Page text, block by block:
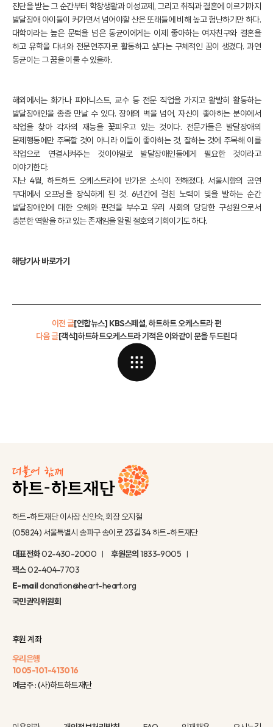
진단을 받는 그 순간부터 학창생활과 이성교제, 그리고 취직과 결혼에 이르기까지
발달장애 아이들이 커가면서 넘어야할 산은 또래들에 비해 높고 험난하기만 하다.
대학이라는 높은 문턱을 넘은 동균이에게는 이제 좋아하는 여자친구와 결혼을
하고 유학을 다녀와 전문연주자로 활동하고 싶다는 구체적인 꿈이 생겼다. 과연
동균이는 그 꿈을 이룰 수 있을까.
해외에서는 화가나 피아니스트, 교수 등 전문 직업을 가지고 활발히 활동하는
발달장애인을 종종 만날 수 있다. 장애의 벽을 넘어, 자신이 좋아하는 분야에서
직업을 찾아 각자의 재능을 꽃피우고 있는 것이다. 전문가들은 발달장애의
문제행동에만 주목할 것이 아니라 이들이 좋아하는 것, 잘하는 것에 주목해 이를
직업으로 연결시켜주는 것이야말로 발달장애인들에게 필요한 것이라고
이야기한다.
지난 4월, 하트하트 오케스트라에 반가운 소식이 전해졌다. 서울시향의 공연
무대에서 오프닝을 장식하게 된 것. 6년간에 걸친 노력이 빛을 발하는 순간
발달장애인에 대한 오해와 편견을 부수고 우리 사회의 당당한 구성원으로서
충분한 역할을 하고 있는 존재임을 알릴 절호의 기회이기도 하다.
해당기사 바로가기
이전 글[연합뉴스] KBS스페셜, 하트하트 오케스트라 편
[객석]하트하트오케스트라 기적은 이와같이 문을 두드린다
다음 글
하트-하트재단 이사장 신인숙, 회장 오지철
(05824) 서울특별시 송파구 송이로 23길 34 하트-하트재단
대표전화02-430-2000 후원문의1833-9005
팩스02-404-7703
E-maildonation@heart-heart.org
국민권익위원회
후원 계좌
우리은행
1005-101-413016
예금주 : (사)하트하트재단